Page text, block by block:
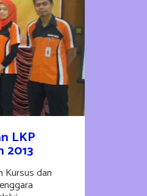
LKP
2013
Kursus dan